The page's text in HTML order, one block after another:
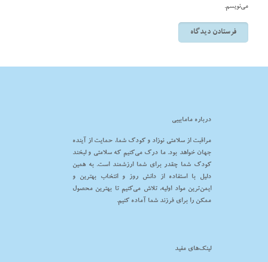
می‌نویسم.
درباره مامابیبی
مراقبت از سلامتی نوزاد و کودک شما، حمایت از آینده
جهان خواهد بود. ما درک می‌کنیم که سلامتی و لبخند
کودک شما چقدر برای شما ارزشمند است. به همین
دلیل با استفاده از دانش روز و انتخاب بهترین و
ایمن‌ترین مواد اولیه، تلاش می‌کنیم تا بهترین محصول
ممکن را برای فرزند شما آماده کنیم.
لینک‌های مفید